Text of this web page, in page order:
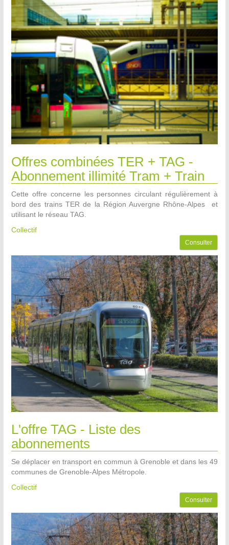
Offres combinées TER + TAG -
Abonnement illimité Tram + Train
Cette offre concerne les personnes circulant régulièrement à
bord des trains TER de la Région Auvergne Rhône-Alpes et
utilisant le réseau TAG.
Collectif
Consulter
L'offre TAG - Liste des
abonnements
Se déplacer en transport en commun à Grenoble et dans les 49
communes de Grenoble-Alpes Métropole.
Collectif
Consulter